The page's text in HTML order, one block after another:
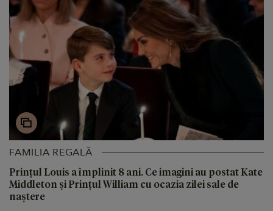
FAMILIA REGALĂ
Prințul Louis a împlinit 8 ani. Ce imagini au postat Kate
Middleton și Prințul William cu ocazia zilei sale de
naștere